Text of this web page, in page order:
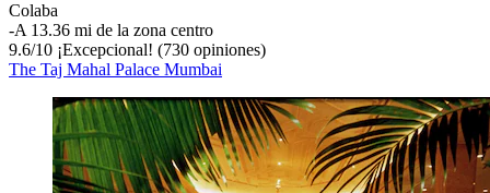
Colaba
‐A 13.36 mi de la zona centro
9.6/10 ¡Excepcional! (730 opiniones)
The Taj Mahal Palace Mumbai